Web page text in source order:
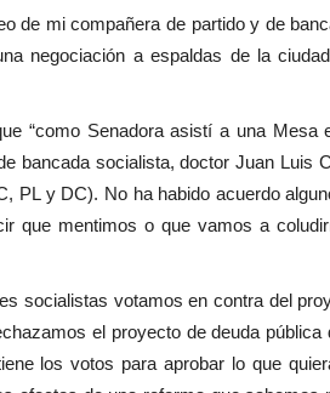
de mi compañera de partido y de
negociación a espaldas de la
“como Senadora asistí a una Mesa
bancada socialista, doctor Juan Luis
PL y DC). No ha habido acuerdo
que mentimos o que vamos a
socialistas votamos en contra del
el proyecto de deuda pública
los votos para aprobar lo que
a la
Linares: equipos
Municipal
Editora Mayo 24, 2026